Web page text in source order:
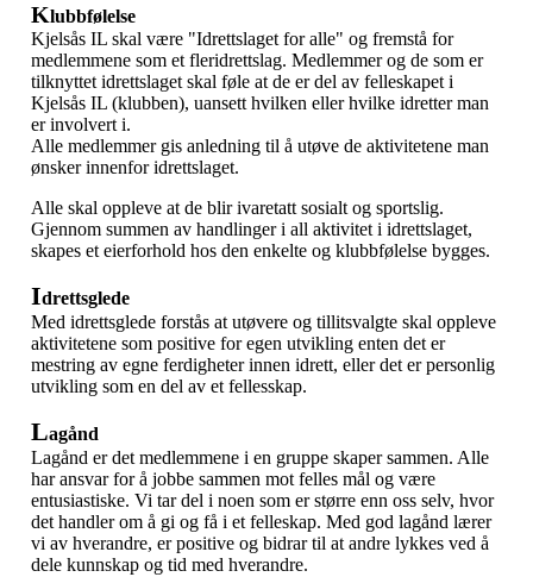
Klubbfølelse
Kjelsås IL skal være "Idrettslaget for alle" og fremstå for
medlemmene som et fleridrettslag. Medlemmer og de som er
tilknyttet idrettslaget skal føle at de er del av felleskapet i
Kjelsås IL (klubben), uansett hvilken eller hvilke idretter man
er involvert i.
Alle medlemmer gis anledning til å utøve de aktivitetene man
ønsker innenfor idrettslaget.
Alle skal oppleve at de blir ivaretatt sosialt og sportslig.
Gjennom summen av handlinger i all aktivitet i idrettslaget,
skapes et eierforhold hos den enkelte og klubbfølelse bygges.
Idrettsglede
Med idrettsglede forstås at utøvere og tillitsvalgte skal oppleve
aktivitetene som positive for egen utvikling enten det er
mestring av egne ferdigheter innen idrett, eller det er personlig
utvikling som en del av et fellesskap.
Lagånd
Lagånd er det medlemmene i en gruppe skaper sammen. Alle
har ansvar for å jobbe sammen mot felles mål og være
entusiastiske. Vi tar del i noen som er større enn oss selv, hvor
det handler om å gi og få i et felleskap. Med god lagånd lærer
vi av hverandre, er positive og bidrar til at andre lykkes ved å
dele kunnskap og tid med hverandre.